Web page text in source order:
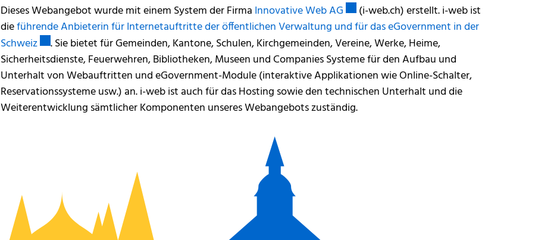
Dieses Webangebot wurde mit einem System der Firma Innovative Web AGExterner Link wird in einem neuen Fenster
(i-web.ch) erstellt. i-web ist
dieführende Anbieterin für Internetauftritte der öffentlichen Verwaltung und für das eGovernment in der
SchweizExterner Link wird in einem neuen Fenster geöffnet.
. Sie bietet für Gemeinden, Kantone, Schulen, Kirchgemeinden, Vereine, Werke, Heime,
Sicherheitsdienste, Feuerwehren, Bibliotheken, Museen und Companies Systeme für den Aufbau und
Unterhalt von Webauftritten und eGovernment-Module (interaktive Applikationen wie Online-Schalter,
Reservationssysteme usw.) an. i-web ist auch für das Hosting sowie den technischen Unterhalt und die
Weiterentwicklung sämtlicher Komponenten unseres Webangebots zuständig.